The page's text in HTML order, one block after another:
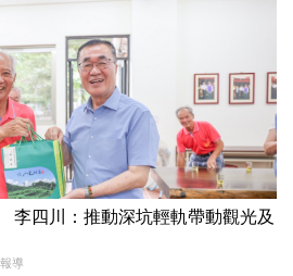
四川：推動深坑輕軌帶動觀光及
導